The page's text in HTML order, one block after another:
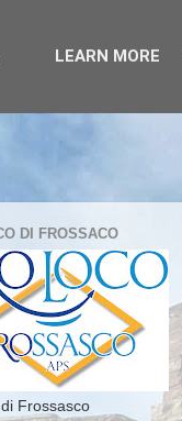
DI FROSSACO
Frossasco
LEARN MORE